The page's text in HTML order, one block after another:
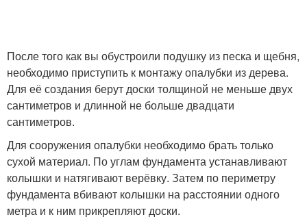
После того как вы обустроили подушку из песка и щебня,
необходимо приступить к монтажу опалубки из дерева.
Для её создания берут доски толщиной не меньше двух
сантиметров и длинной не больше двадцати
сантиметров.
Для сооружения опалубки необходимо брать только
сухой материал. По углам фундамента устанавливают
колышки и натягивают верёвку. Затем по периметру
фундамента вбивают колышки на расстоянии одного
метра и к ним прикрепляют доски.